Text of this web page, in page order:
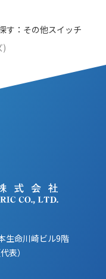
す：その他スイッチ
)
生命川崎ビル9階
表）